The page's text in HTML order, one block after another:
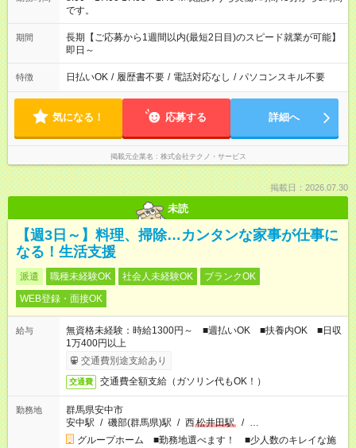
です。
期間
長期【ご応募から1週間以内(最短2日目)のスピード就業が可能】
即日～
特徴 日払いOK / 履歴書不要 / 電話対応なし / パソコンスキル不要
気になる！ 応募する 詳細へ
掲載元企業名 株式会社テクノ・サービス
掲載日：2026.07.30
未読
【週3日～】料理、掃除…カンタンな家事が仕事に
なる！生活支援
派遣 職種未経験OK 社会人未経験OK
ブランクOK
WEB登録・面接OK
給与
無資格未経験：時給1300円～ ■週払いOK ■扶養内OK ■日収
1万400円以上
交通費別途支給あり
交通費 交通費全額支給（ガソリン代もOK！）
勤務地
群馬県安中市
安中駅 / 磯部(群馬県)駅 / 西松井田駅 / …
グループホーム ■勤務地選べます！ ■少人数のキレイな施